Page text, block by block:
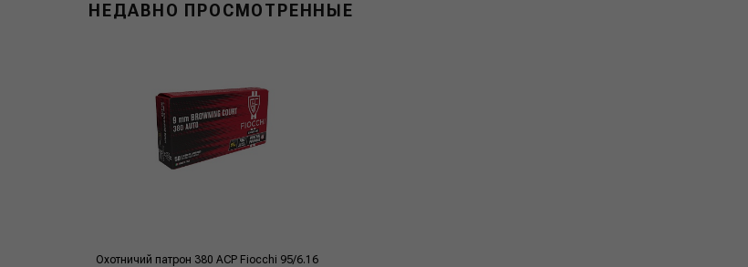
НЕДАВНО ПРОСМОТРЕННЫЕ
Охотничий патрон 380 ACP Fiocchi 95/6.16